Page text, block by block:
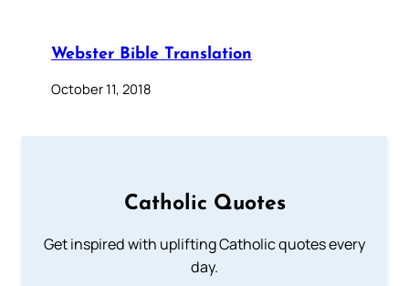
Webster Bible Translation
October 11, 2018
Catholic Quotes
Get inspired with uplifting Catholic quotes every
day.